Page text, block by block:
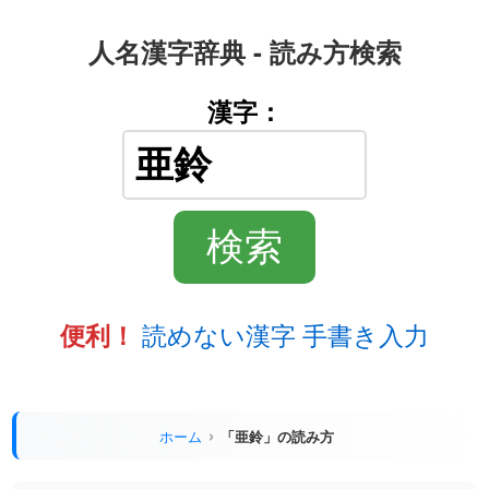
人名漢字辞典 - 読み方検索
漢字：
便利！ 読めない漢字 手書き入力
ホーム 「亜鈴」の読み方